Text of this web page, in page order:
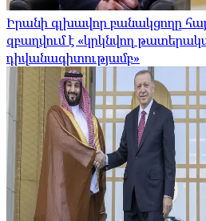
Իրանի գլխավոր բանակցողը
զբաղվում է «կրկնվող
դիվանագիտությամբ»